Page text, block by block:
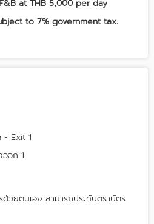
at THB 5,000 per day
to 7% government tax.
- Exit 1
อก 1
ด้วยตนเอง สามารถประทับตราบัตร